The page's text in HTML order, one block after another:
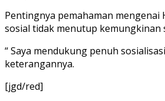
Pentingnya pemahaman
sosial tidak menutup kemungkinan
“ Saya mendukung penuh
keterangannya.
[jgd/red]